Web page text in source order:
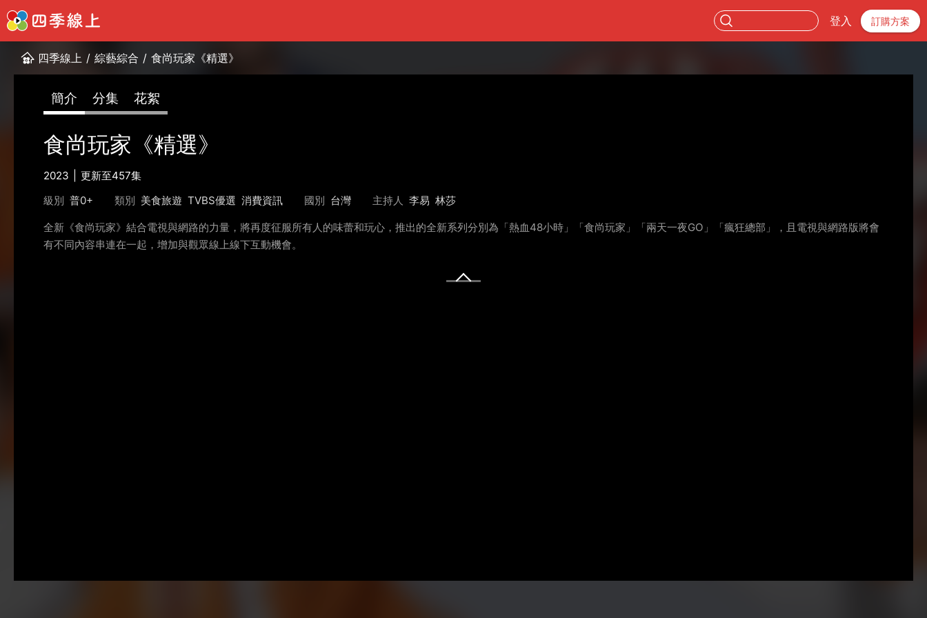
登入 訂購方案
四季線上 / 綜藝綜合 / 食尚玩家《精選》
簡介 分集 花絮
食尚玩家《精選》
2023
更新至457集
級別 普0+ 類別 美食旅遊 TVBS優選 消費資訊 國別 台灣 主持人 李易 林莎
全新《食尚玩家》結合電視與網路的力量，將再度征服所有人的味蕾和玩心，推出的全新系列分別為「熱血48小時」「食尚玩家」「兩天一夜GO」「瘋狂總部」，且電視與網路版將會
有不同內容串連在一起，增加與觀眾線上線下互動機會。